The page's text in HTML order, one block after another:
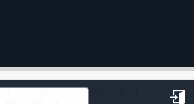
条款和条件
隐私政策